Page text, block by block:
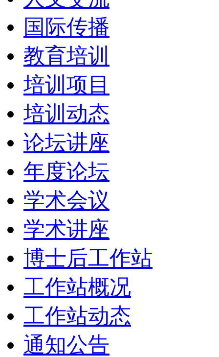
国际传播
教育培训
培训项目
培训动态
论坛讲座
年度论坛
学术会议
学术讲座
博士后工作站
工作站概况
工作站动态
通知公告